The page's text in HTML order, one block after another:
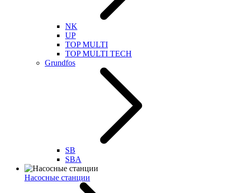
NK
UP
TOP MULTI
TOP MULTI TECH
Grundfos
SB
SBA
Насосные станции